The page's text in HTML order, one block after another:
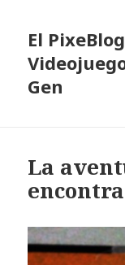
El
Gen
La